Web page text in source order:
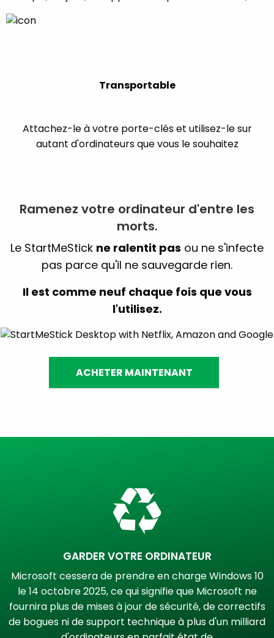
Transportable
Attachez-le à votre porte-clés et utilisez-le sur
autant d'ordinateurs que vous le souhaitez
Ramenez votre ordinateur d'entre les
morts.
Le StartMeStick ne ralentit pas ou ne s'infecte
pas parce qu'il ne sauvegarde rien.
Il est comme neuf chaque fois que vous
l'utilisez.
ACHETER MAINTENANT
GARDER VOTRE ORDINATEUR
Microsoft cessera de prendre en charge Windows 10
le 14 octobre 2025, ce qui signifie que Microsoft ne
fournira plus de mises à jour de sécurité, de correctifs
de bogues ni de support technique à plus d'un milliard